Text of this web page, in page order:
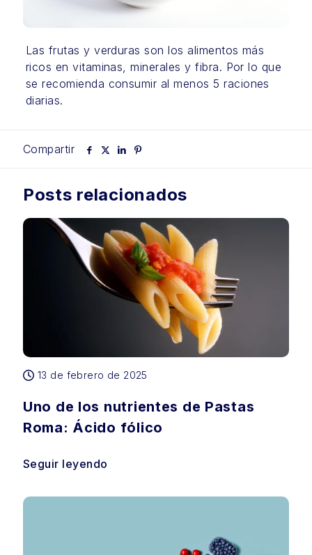
Las frutas y verduras son los alimentos más
ricos en vitaminas, minerales y fibra. Por lo que
se recomienda consumir al menos 5 raciones
diarias.
Compartir
Posts relacionados
13 de febrero de 2025
Uno de los nutrientes de Pastas
Roma: Ácido fólico
Seguir leyendo